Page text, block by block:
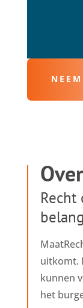
belang
uitkomt.
kunnen
het